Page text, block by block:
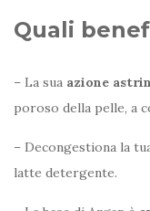
Quali
– La sua azione
poroso della pelle, a
– Decongestiona la
latte detergente.